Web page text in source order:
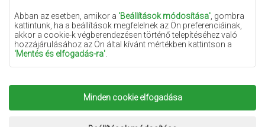
Abban az esetben, amikor a 'Beállítások módosítása' , gombra
kattintunk, ha a beállítások megfelelnek az Ön preferenciáinak,
akkor a cookie-k végberendezésen történő telepítéséhez való
hozzájárulásához az Ön által kívánt mértékben kattintson a
'Mentés és elfogadás-ra'
az adatkezelés alapja a személyes adatok kezelőjének
(Szonyegekchemex) vagy harmadik feleknek a jogos érdeke,
amely a weboldalon nyújtott magas színvonalú szolgáltatások
nyújtásában, valamint a személyes adatok kezelőjének és
Minden cookie elfogadása
Terrakotta szőnyegek
Zöld szőnyegek
Arany szőnyegek
Copyright 2022Szonyegek chemex.